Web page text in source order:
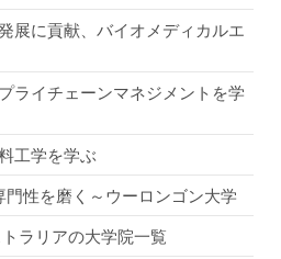
展に貢献、バイオメディカルエ
ライチェーンマネジメントを学
工学を学ぶ
門性を磨く～ウーロンゴン大学
ラリアの大学院一覧